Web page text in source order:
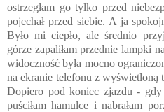
ostrzegłam go tylko przed
pojechał przed siebie. A ja
Było mi ciepło, ale średnio
górze zapaliłam przednie lampki
widoczność była mocno
na ekranie telefonu z wyświetloną
Dopiero pod koniec zjazdu -
puściłam hamulce i nabrałam